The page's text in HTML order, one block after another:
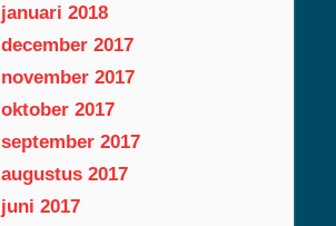
januari 2018
december 2017
november 2017
oktober 2017
september 2017
augustus 2017
juni 2017